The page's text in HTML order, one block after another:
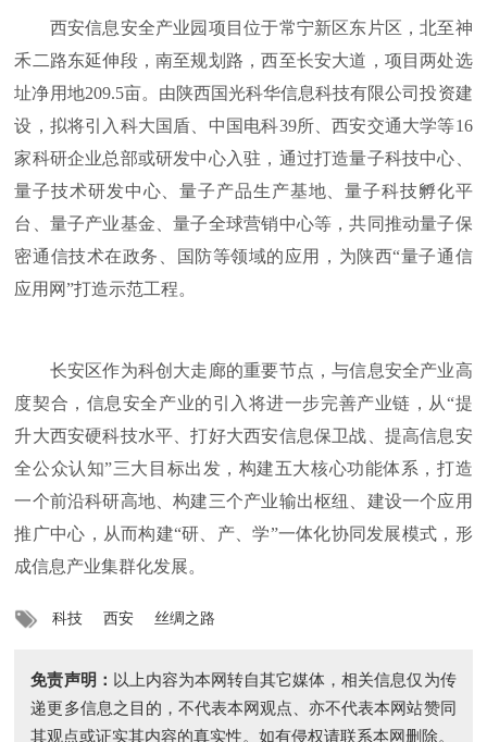
西安信息安全产业园项目位于常宁新区东片区，北至神
禾二路东延伸段，南至规划路，西至长安大道，项目两处选
址净用地209.5亩。由陕西国光科华信息科技有限公司投资建
设，拟将引入科大国盾、中国电科39所、西安交通大学等16
家科研企业总部或研发中心入驻，通过打造量子科技中心、
量子技术研发中心、量子产品生产基地、量子科技孵化平
台、量子产业基金、量子全球营销中心等，共同推动量子保
密通信技术在政务、国防等领域的应用，为陕西“量子通信
应用网”打造示范工程。
长安区作为科创大走廊的重要节点，与信息安全产业高
度契合，信息安全产业的引入将进一步完善产业链，从“提
升大西安硬科技水平、打好大西安信息保卫战、提高信息安
全公众认知”三大目标出发，构建五大核心功能体系，打造
一个前沿科研高地、构建三个产业输出枢纽、建设一个应用
推广中心，从而构建“研、产、学”一体化协同发展模式，形
成信息产业集群化发展。
科技 西安 丝绸之路
免责声明： 以上内容为本网转自其它媒体，相关信息仅为传
递更多信息之目的，不代表本网观点、亦不代表本网站赞同
其观点或证实其内容的真实性。如有侵权请联系本网删除。